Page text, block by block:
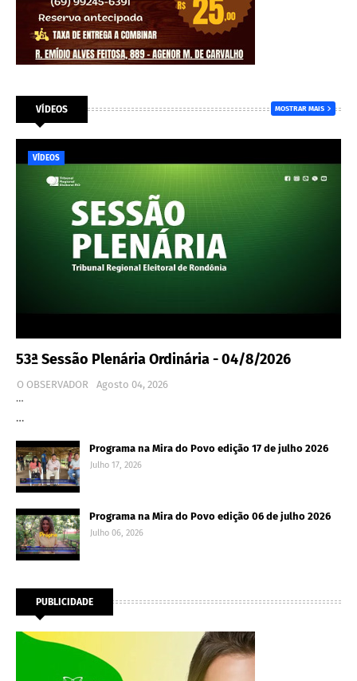
VÍDEOS MOSTRAR MAIS
VÍDEOS
53ª Sessão Plenária Ordinária - 04/8/2026
O OBSERVADOR
Agosto 04, 2026
…
…
Programa na Mira do Povo edição 17 de julho 2026
Julho 17, 2026
Programa na Mira do Povo edição 06 de julho 2026
Julho 06, 2026
PUBLICIDADE